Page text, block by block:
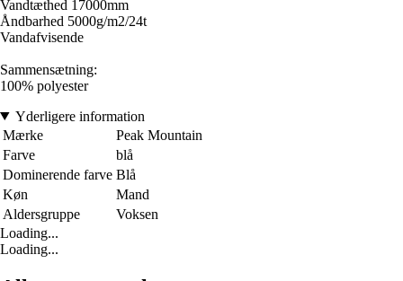
Vandtæthed 17000mm
Åndbarhed 5000g/m2/24t
Vandafvisende
Sammensætning:
100% polyester
Yderligere information
Mærke
Peak Mountain
Farve
blå
Dominerende farve Blå
Køn
Mand
Aldersgruppe
Voksen
Loading...
Loading...